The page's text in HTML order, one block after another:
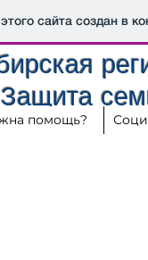
сайта создан в
помощь?